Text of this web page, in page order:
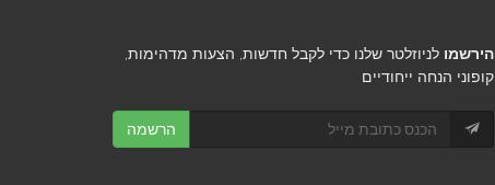
הירשמו לניוזלטר שלנו כדי לקבל חדשות, הצעות מדהימות,
קופוני הנחה ייחודיים
הרשמה